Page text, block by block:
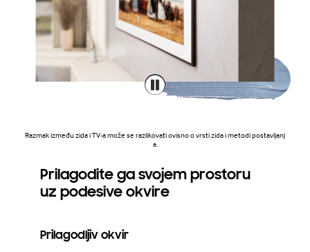
Razmak između zida i TV-a može se razlikovati ovisno o vrsti zida i metodi postavljanj
a.
Prilagodite ga svojem prostoru
uz podesive okvire
Prilagodljiv okvir